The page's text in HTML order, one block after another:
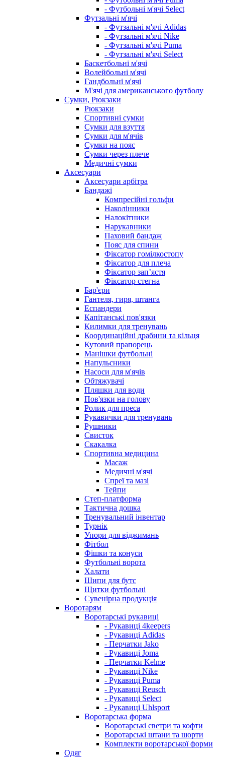
- Футбольні м'ячі Select
Футзальні м'ячі
- Футзальні м'ячі Adidas
- Футзальні м'ячі Nike
- Футзальні м'ячі Puma
- Футзальні м'ячі Select
Баскетбольні м'ячі
Волейбольні м'ячі
Гандбольні м'ячі
М'ячі для американського футболу
Сумки, Рюкзаки
Рюкзаки
Спортивні сумки
Сумки для взуття
Сумки для м'ячів
Сумки на пояс
Сумки через плече
Медичні сумки
Аксесуари
Аксесуари арбітра
Бандажі
Компресійні гольфи
Наколінники
Налокітники
Нарукавники
Паховий бандаж
Пояс для спини
Фіксатор гомілкостопу
Фіксатор для плеча
Фіксатор запʼястя
Фіксатор стегна
Бар'єри
Гантеля, гиря, штанга
Еспандери
Капітанські пов'язки
Килимки для тренувань
Координаційні драбини та кільця
Кутовий прапорець
Манішки футбольні
Напульсники
Насоси для м'ячів
Обтяжувачі
Пляшки для води
Пов'язки на голову
Ролик для преса
Рукавички для тренувань
Рушники
Свисток
Скакалка
Спортивна медицина
Масаж
Медичні м'ячі
Спреї та мазі
Тейпи
Степ-платформа
Тактична дошка
Тренувальний інвентар
Турнік
Упори для віджимань
Фітбол
Фішки та конуси
Футбольні ворота
Халати
Шипи для бутс
Щитки футбольні
Сувенірна продукція
Воротарям
Воротарські рукавиці
- Рукавиці 4keepers
- Рукавиці Adidas
- Перчатки Jako
- Рукавиці Joma
- Перчатки Kelme
- Рукавиці Nike
- Рукавиці Puma
- Рукавиці Reusch
- Рукавиці Select
- Рукавиці Uhlsport
Воротарська форма
Воротарські светри та кофти
Воротарські штани та шорти
Комплекти воротарської форми
Одяг